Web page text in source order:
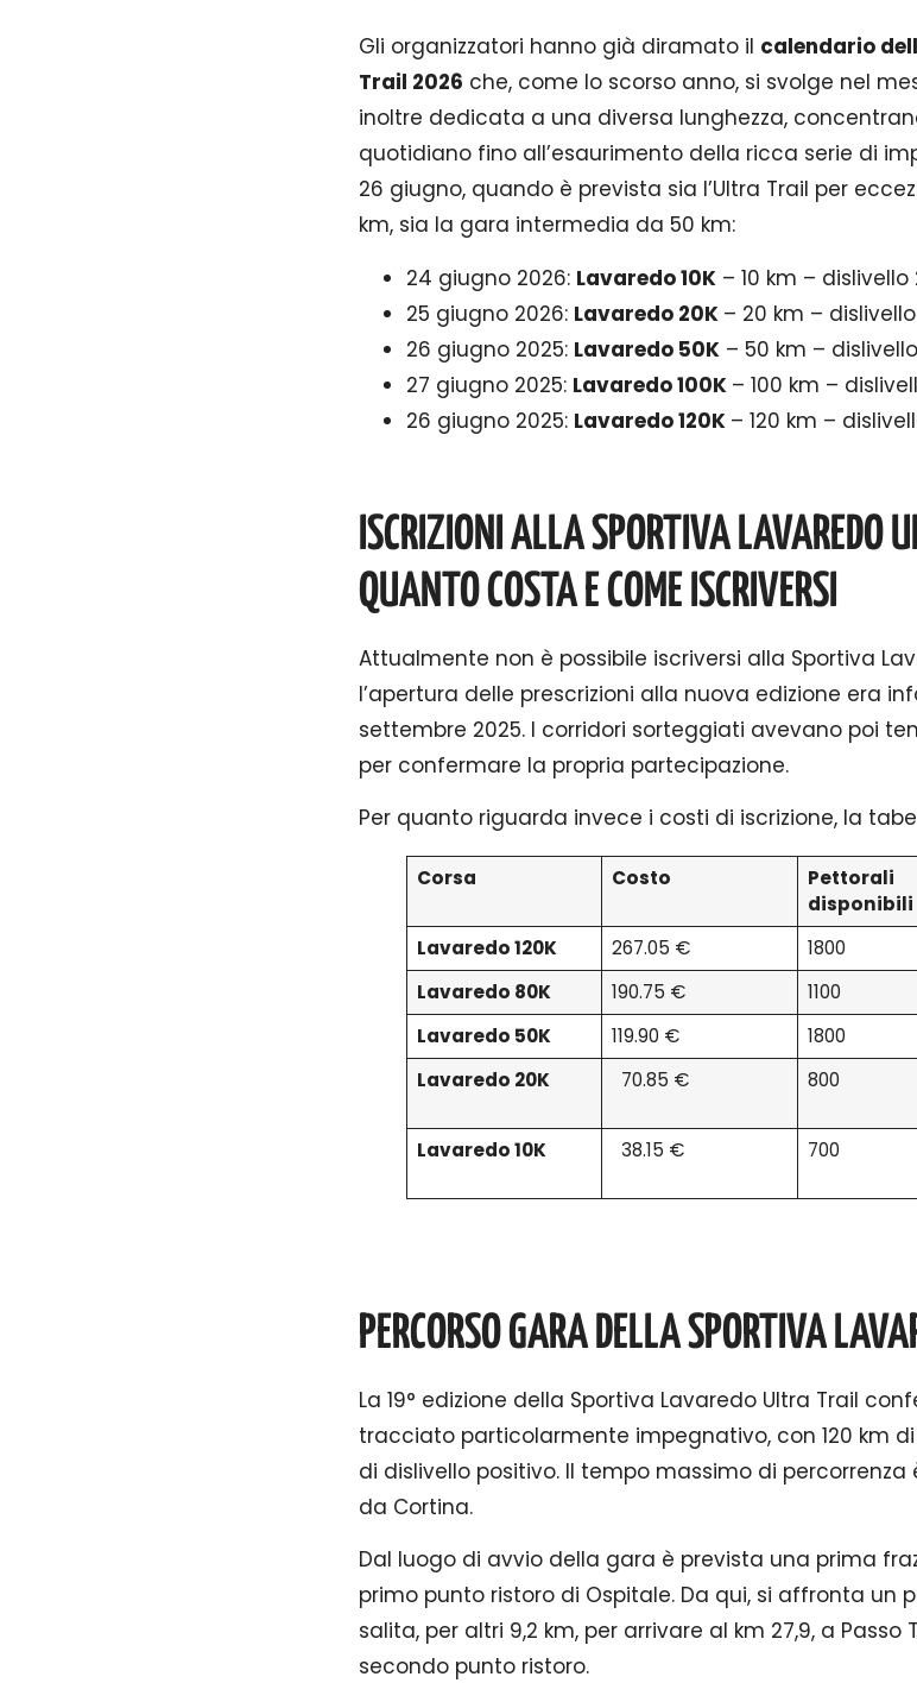
Gli organizzatori hanno già diramato il calendario
Trail 2026 che, come lo scorso anno, si svolge nel
inoltre dedicata a una diversa lunghezza,
quotidiano fino all’esaurimento della ricca serie di
26 giugno, quando è prevista sia l’Ultra Trail per
km, sia la gara intermedia da 50 km:
24 giugno 2026: Lavaredo 10K – 10 km –
25 giugno 2026: Lavaredo 20K – 20 km –
26 giugno 2025: Lavaredo 50K – 50 km –
27 giugno 2025: Lavaredo 100K – 100 km –
26 giugno 2025: Lavaredo 120K – 120 km –
ISCRIZIONI ALLA SPORTIVA LAVAREDO
QUANTO COSTA E COME ISCRIVERSI
Attualmente non è possibile iscriversi alla Sportiva
l’apertura delle prescrizioni alla nuova edizione era
settembre 2025. I corridori sorteggiati avevano poi
per confermare la propria partecipazione.
Per quanto riguarda invece i costi di iscrizione, la
Corsa Costo
Pettorali
disponibili
Lavaredo 120K 267.05 € 1800
Lavaredo 80K
190.75 € 1100
Lavaredo 50K
119.90 € 1800
Lavaredo 20K
70.85 € 800
Lavaredo 10K
38.15 € 700
PERCORSO GARA DELLA SPORTIVA
La 19° edizione della Sportiva Lavaredo Ultra Trail
tracciato particolarmente impegnativo, con 120 km
di dislivello positivo. Il tempo massimo di
da Cortina.
Dal luogo di avvio della gara è prevista una prima
primo punto ristoro di Ospitale. Da qui, si affronta un
salita, per altri 9,2 km, per arrivare al km 27,9, a Passo
secondo punto ristoro.